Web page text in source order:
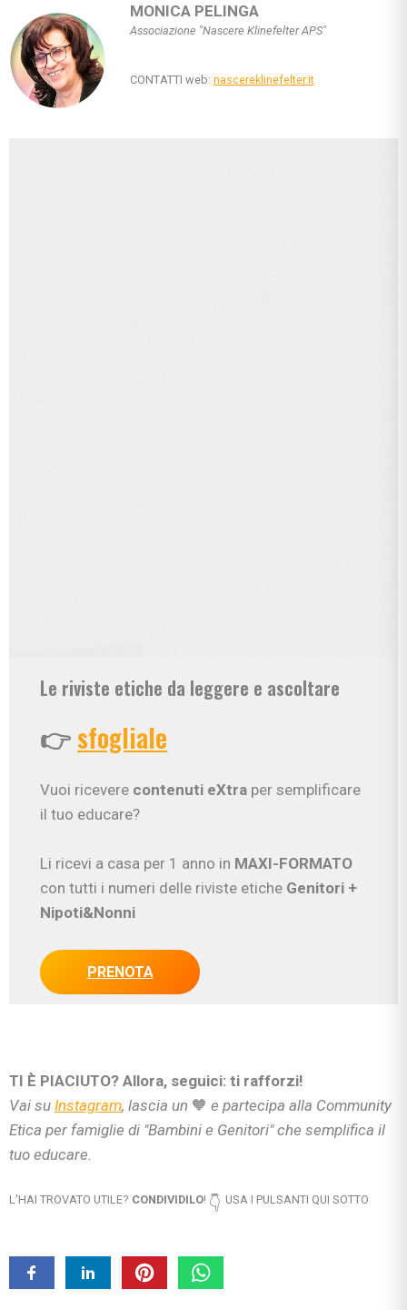
MONICA PELINGA
Associazione "Nascere Klinefelter APS"
CONTATTI web: nascereklinefelter.it
Le riviste etiche da leggere e ascoltare
👉sfogliale
Vuoi ricevere contenuti eXtra per semplificare
il tuo educare?
Li ricevi a casa per 1 anno in MAXI-FORMATO
con tutti i numeri delle riviste etiche Genitori +
Nipoti&Nonni
PRENOTA
TI È PIACIUTO? Allora, seguici: ti rafforzi!
Vai su Instagram, lascia un 🧡 e partecipa alla Community
Etica per famiglie di "Bambini e Genitori" che semplifica il
tuo educare.
L'HAI TROVATO UTILE? CONDIVIDILO! 👇 USA I PULSANTI QUI SOTTO